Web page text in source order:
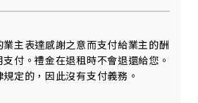
主表達感謝之意而支付給業主的酬
付。禮金在退租時不會退還給您。
定的，因此沒有支付義務。